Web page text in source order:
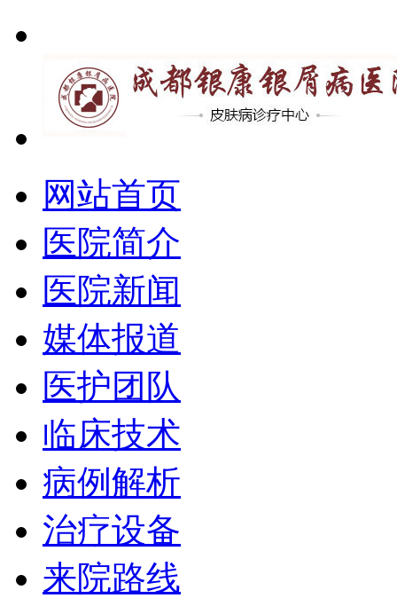
网站首页
医院简介
医院新闻
媒体报道
医护团队
临床技术
病例解析
治疗设备
来院路线